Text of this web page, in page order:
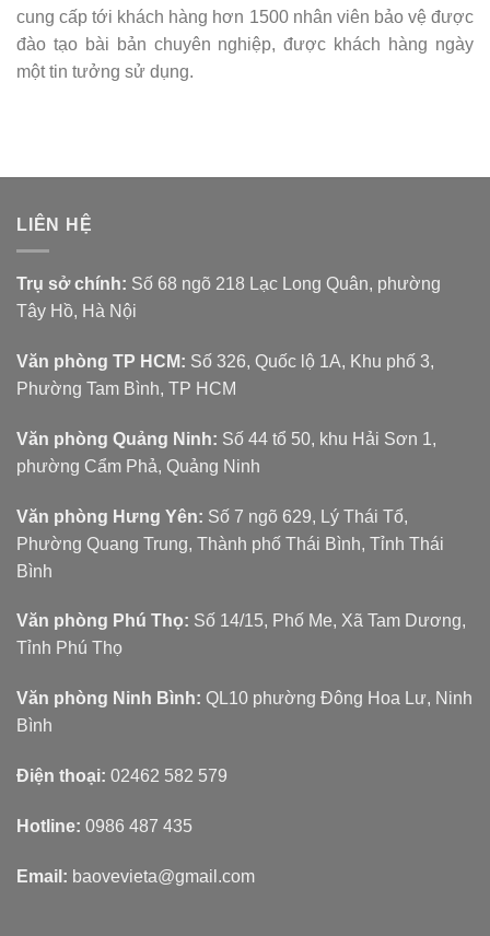
cung cấp tới khách hàng hơn 1500 nhân viên bảo vệ được
đào tạo bài bản chuyên nghiệp, được khách hàng ngày
một tin tưởng sử dụng.
LIÊN HỆ
Trụ sở chính: Số 68 ngõ 218 Lạc Long Quân, phường
Tây Hồ, Hà Nội
Văn phòng TP HCM: Số 326, Quốc lộ 1A, Khu phố 3,
Phường Tam Bình, TP HCM
Văn phòng Quảng Ninh: Số 44 tổ 50, khu Hải Sơn 1,
phường Cẩm Phả, Quảng Ninh
Văn phòng Hưng Yên: Số 7 ngõ 629, Lý Thái Tổ,
Phường Quang Trung, Thành phố Thái Bình, Tỉnh Thái
Bình
Văn phòng Phú Thọ: Số 14/15, Phố Me, Xã Tam Dương,
Tỉnh Phú Thọ
Văn phòng Ninh Bình: QL10 phường Đông Hoa Lư, Ninh
Bình
Điện thoại: 02462 582 579
Hotline: 0986 487 435
Email: baovevieta@gmail.com